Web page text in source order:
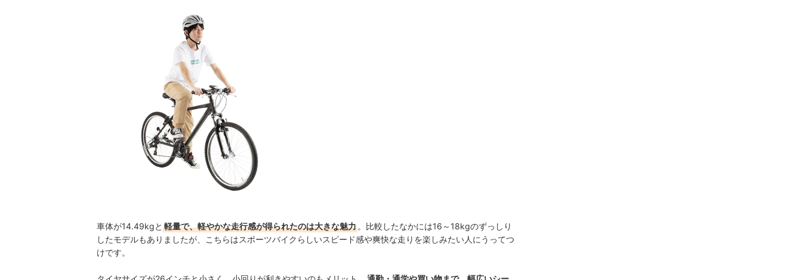
車体が14.49kgと 軽量で、軽やかな走行感が得られたのは大きな魅力 。比較したなかには16～18kgのずっしり
したモデルもありましたが、こちらはスポーツバイクらしいスピード感や爽快な走りを楽しみたい人にうってつ
けです。